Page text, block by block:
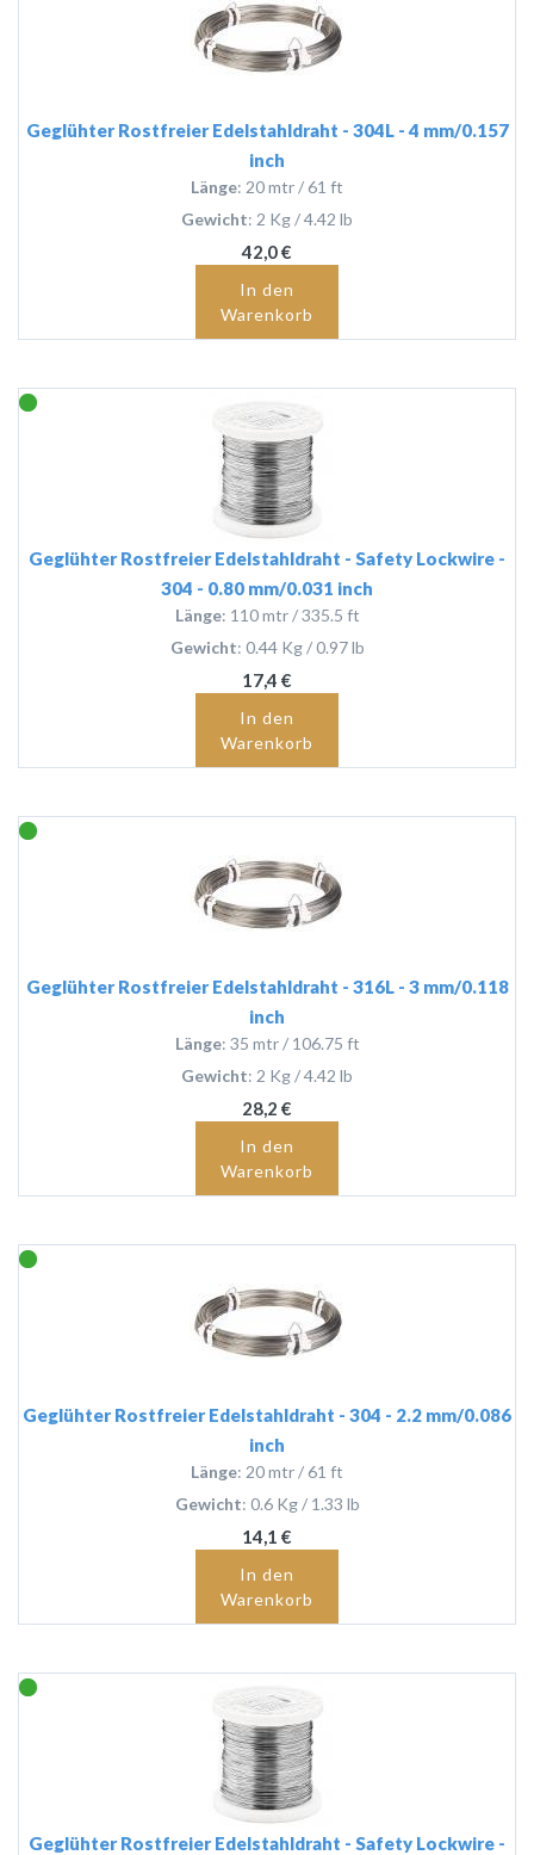
Geglühter Rostfreier Edelstahldraht - 304L - 4 mm/0.157
inch
Länge: 20 mtr / 61 ft
Gewicht: 2 Kg / 4.42 lb
42,0 €
In den
Warenkorb
Geglühter Rostfreier Edelstahldraht - Safety Lockwire -
304 - 0.80 mm/0.031 inch
Länge: 110 mtr / 335.5 ft
Gewicht: 0.44 Kg / 0.97 lb
17,4 €
In den
Warenkorb
Geglühter Rostfreier Edelstahldraht - 316L - 3 mm/0.118
inch
Länge: 35 mtr / 106.75 ft
Gewicht: 2 Kg / 4.42 lb
28,2 €
In den
Warenkorb
Geglühter Rostfreier Edelstahldraht - 304 - 2.2 mm/0.086
inch
Länge: 20 mtr / 61 ft
Gewicht: 0.6 Kg / 1.33 lb
14,1 €
In den
Warenkorb
Geglühter Rostfreier Edelstahldraht - Safety Lockwire -